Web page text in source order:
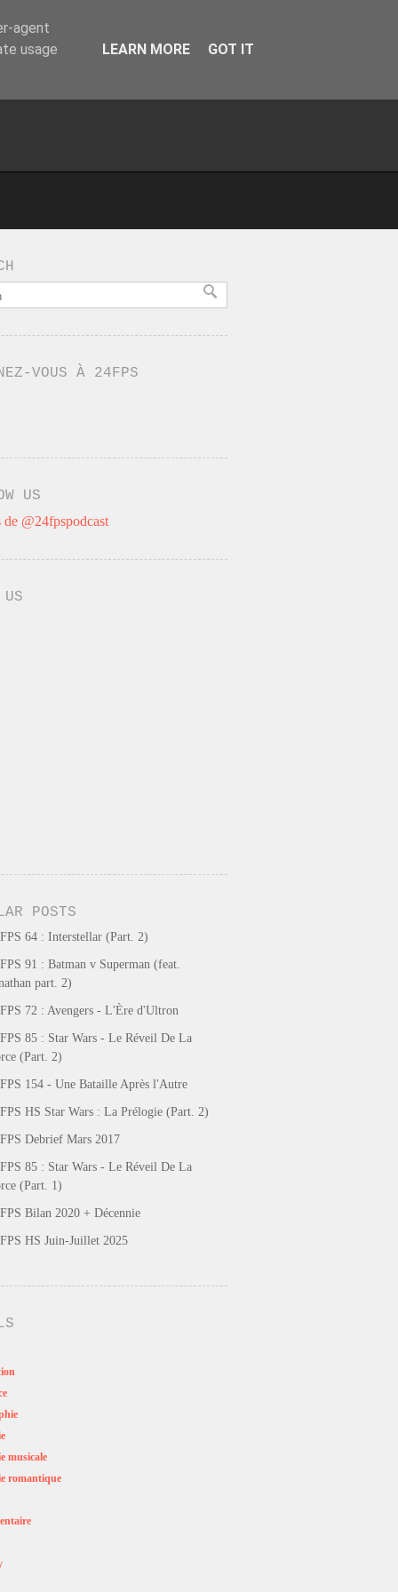
VOUS À 24FPS
US
de @24fpspodcast
POSTS
64 : Interstellar (Part. 2)
91 : Batman v Superman (feat.
part. 2)
72 : Avengers - L'Ère d'Ultron
85 : Star Wars - Le Réveil De La
(Part. 2)
154 - Une Bataille Après l'Autre
HS Star Wars : La Prélogie (Part. 2)
Debrief Mars 2017
85 : Star Wars - Le Réveil De La
(Part. 1)
Bilan 2020 + Décennie
HS Juin-Juillet 2025
musicale
romantique
agent
usage
LEARN MORE GOT IT